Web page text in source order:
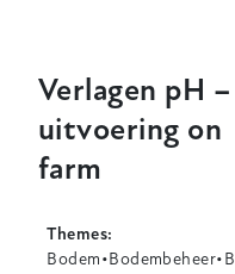
Verlagen pH –
uitvoering on
farm
Themes
Bodem Bodembeheer